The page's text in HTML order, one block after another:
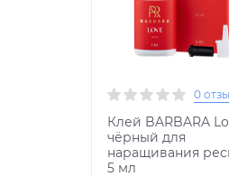
0
Клей BARBARA
чёрный для
наращивания
5 мл